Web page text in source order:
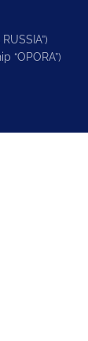
“OPORA”)